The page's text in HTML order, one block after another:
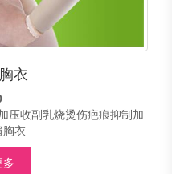
衣
压收副乳烧烫伤疤痕抑制加
胸衣
多